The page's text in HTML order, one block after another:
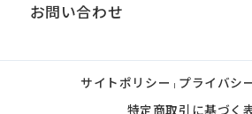
お問い合わせ
サイトポリシー | プライバシ
特定商取引に基づく